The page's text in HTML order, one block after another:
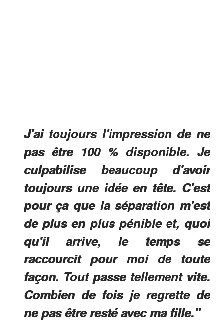
J'ai toujours l'impression de ne
pas être 100 % disponible. Je
culpabilise beaucoup d'avoir
toujours une idée en tête. C'est
pour ça que la séparation m'est
de plus en plus pénible et, quoi
qu'il arrive, le temps se
raccourcit pour moi de toute
façon. Tout passe tellement vite.
Combien de fois je regrette de
ne pas être resté avec ma fille."